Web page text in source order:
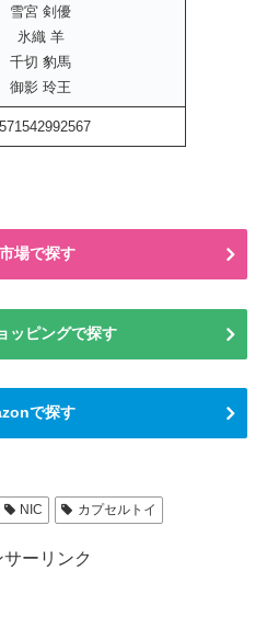
雪宮 剣優
氷織 羊
千切 豹馬
御影 玲王
場で探す
ッピングで探す
で探す
NIC カプセルトイ
サーリンク